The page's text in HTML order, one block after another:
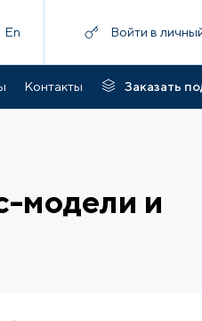
En Войти в
Контакты Заказать
модели и